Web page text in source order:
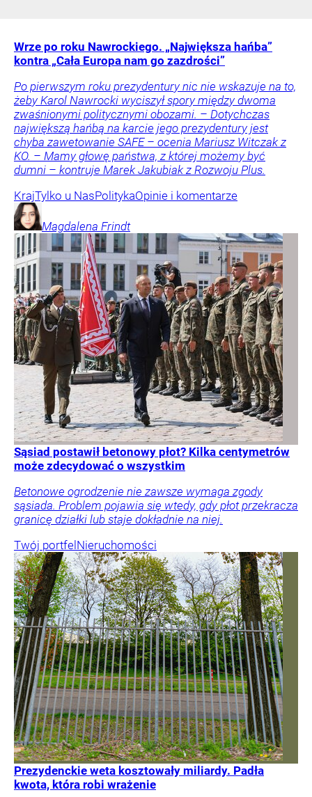
Wrze po roku Nawrockiego. „Największa hańba”
kontra „Cała Europa nam go zazdrości”
Po pierwszym roku prezydentury nic nie wskazuje na to,
żeby Karol Nawrocki wyciszył spory między dwoma
zwaśnionymi politycznymi obozami. – Dotychczas
największą hańbą na karcie jego prezydentury jest
chyba zawetowanie SAFE – ocenia Mariusz Witczak z
KO. – Mamy głowę państwa, z której możemy być
dumni – kontruje Marek Jakubiak z Rozwoju Plus.
KrajTylko u NasPolitykaOpinie i komentarze
Magdalena Frindt
Sąsiad postawił betonowy płot? Kilka centymetrów
może zdecydować o wszystkim
Betonowe ogrodzenie nie zawsze wymaga zgody
sąsiada. Problem pojawia się wtedy, gdy płot przekracza
granicę działki lub staje dokładnie na niej.
Twój portfelNieruchomości
Prezydenckie weta kosztowały miliardy. Padła
kwota, która robi wrażenie